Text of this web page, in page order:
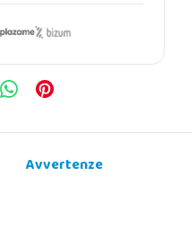
Avvertenze